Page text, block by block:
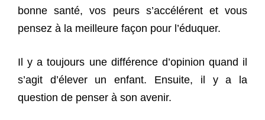
bonne santé, vos peurs s’accélérent et vous
pensez à la meilleure façon pour l’éduquer.
Il y a toujours une différence d’opinion quand il
s’agit d’élever un enfant. Ensuite, il y a la
question de penser à son avenir.